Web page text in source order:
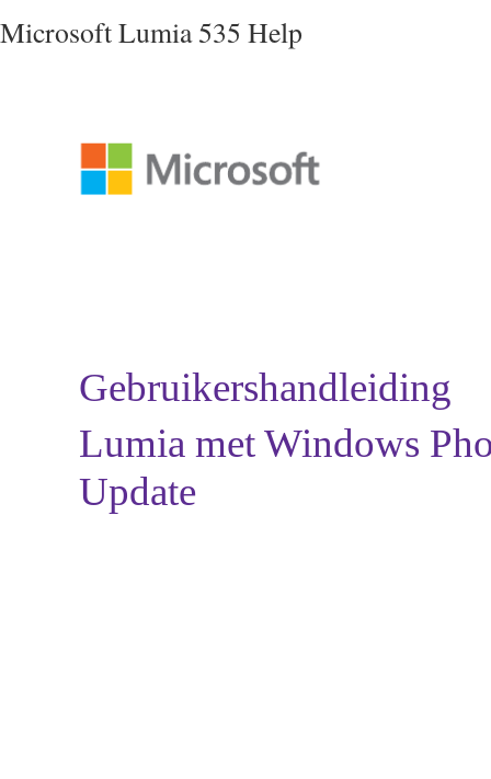
Microsoft Lumia 535 Help
Gebruikershandleiding
Lumia met Windows
Update